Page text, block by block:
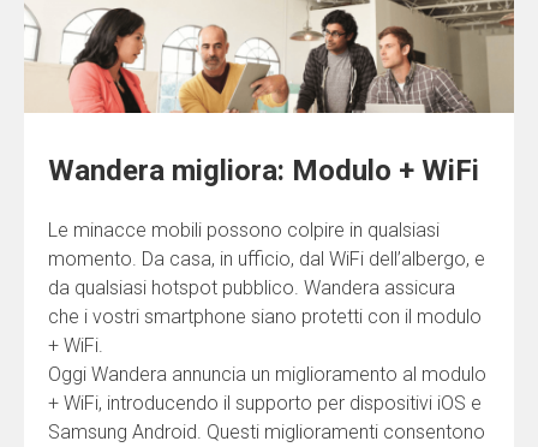
Wandera migliora: Modulo + WiFi
Le minacce mobili possono colpire in qualsiasi
momento. Da casa, in ufficio, dal WiFi dell’albergo, e
da qualsiasi hotspot pubblico. Wandera assicura
che i vostri smartphone siano protetti con il modulo
+ WiFi.
Oggi Wandera annuncia un miglioramento al modulo
+ WiFi, introducendo il supporto per dispositivi iOS e
Samsung Android. Questi miglioramenti consentono